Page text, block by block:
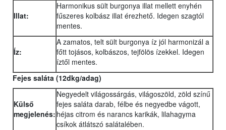
Illat:
Harmonikus sült burgonya illat mellett enyhén
fűszeres kolbász illat érezhető. Idegen szagtól
mentes.
Íz:
A zamatos, telt sült burgonya íz jól harmonizál a
főtt tojásos, kolbászos, tejfölös ízekkel. Idegen
íztől mentes.
Fejes saláta (12dkg/adag)
Külső
megjelenés:
Negyedelt világossárgás, világoszöld, zöld színű
fejes saláta darab, félbe és negyedbe vágott,
héjas citrom és narancs karikák, lilahagyma
csíkok átlátszó salátalében.